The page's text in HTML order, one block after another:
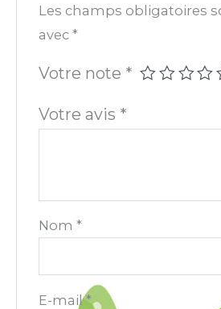
Les champs obligatoires
avec*
Votre note *
Votre avis *
Nom*
E-mail*